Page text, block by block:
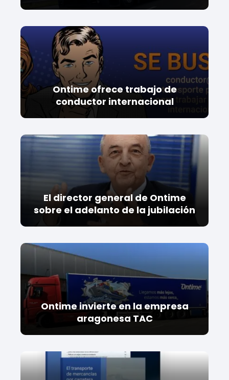
Ontime ofrece trabajo de
conductor internacional
El director general de Ontime
sobre el adelanto de la jubilación
Ontime invierte en la empresa
aragonesa TAC